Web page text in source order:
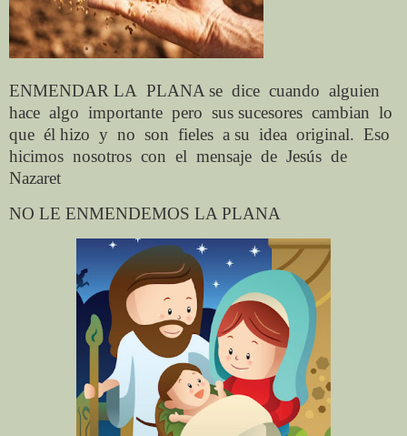
ENMENDAR LA PLANA se dice cuando alguien
hace algo importante pero sus sucesores cambian lo
que él hizo y no son fieles a su idea original. Eso
hicimos nosotros con el mensaje de Jesús de
Nazaret
NO LE ENMENDEMOS LA PLANA